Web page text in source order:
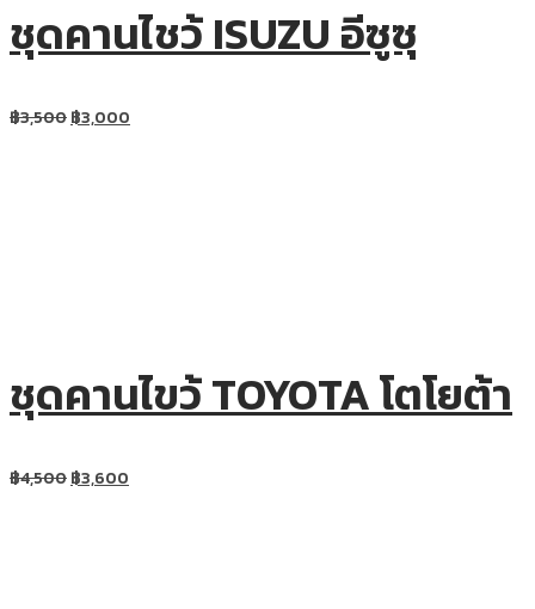
ชุดคานไชว้ ISUZU อีซูซุ
฿3,500฿3,000
ชุดคานไขว้ TOYOTA โตโยต้า
฿4,500฿3,600